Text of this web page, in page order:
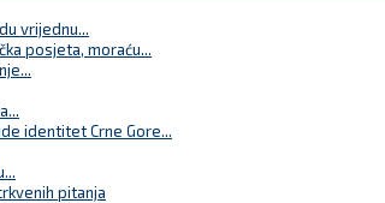
vrijednu...
posjeta, moraću...
identitet Crne Gore...
pitanja